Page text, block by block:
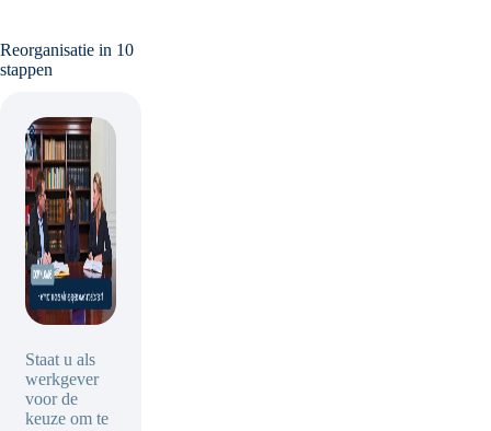
Reorganisatie in 10
stappen
Staat u als
werkgever
voor de
keuze om te